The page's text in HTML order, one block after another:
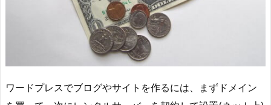
ワードプレスでブログやサイトを作るには、まずドメイン